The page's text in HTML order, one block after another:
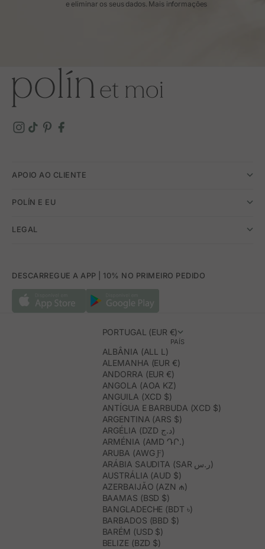
e eliminar os seus dados. Mais informações
APOIO AO CLIENTE
POLÍN E EU
LEGAL
DESCARREGUE A APP | 10% NO PRIMEIRO PEDIDO
PORTUGAL (EUR €)
PAÍS
ALBÂNIA (ALL L)
ALEMANHA (EUR €)
ANDORRA (EUR €)
ANGOLA (AOA KZ)
ANGUILA (XCD $)
ANTÍGUA E BARBUDA (XCD $)
ARGENTINA (ARS $)
ARGÉLIA (DZD د.ج)
ARMÉNIA (AMD ԴՐ.)
ARUBA (AWG Ƒ)
ARÁBIA SAUDITA (SAR ر.س)
AUSTRÁLIA (AUD $)
AZERBAIJÃO (AZN ₼)
BAAMAS (BSD $)
BANGLADECHE (BDT ৳)
BARBADOS (BBD $)
BARÉM (USD $)
BELIZE (BZD $)